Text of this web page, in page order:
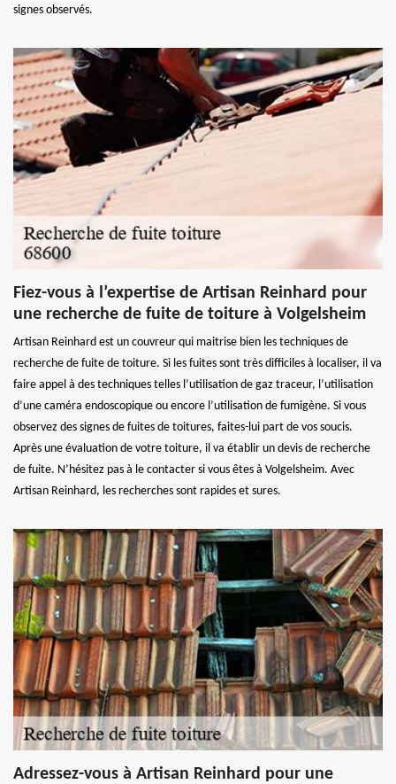
signes observés.
Fiez-vous à l’expertise de Artisan Reinhard pour
une recherche de fuite de toiture à Volgelsheim
Artisan Reinhard est un couvreur qui maitrise bien les techniques de
recherche de fuite de toiture. Si les fuites sont très difficiles à localiser, il va
faire appel à des techniques telles l’utilisation de gaz traceur, l’utilisation
d’une caméra endoscopique ou encore l’utilisation de fumigène. Si vous
observez des signes de fuites de toitures, faites-lui part de vos soucis.
Après une évaluation de votre toiture, il va établir un devis de recherche
de fuite. N’hésitez pas à le contacter si vous êtes à Volgelsheim. Avec
Artisan Reinhard, les recherches sont rapides et sures.
Adressez-vous à Artisan Reinhard pour une